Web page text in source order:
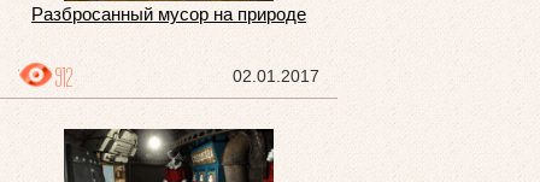
Разбросанный мусор на природе
02.01.2017
912